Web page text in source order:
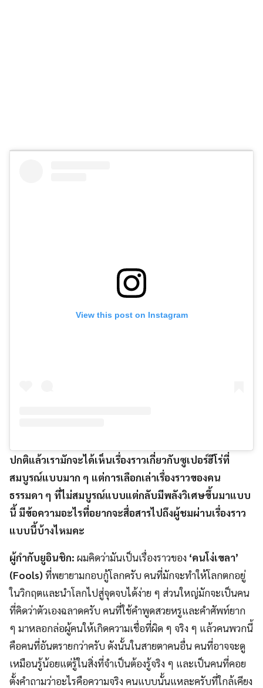
View this post on Instagram
ปกติแล้วเรามักจะได้เห็นเรื่องราวเกี่ยวกับซูเปอร์ฮีโร่ที่
สมบูรณ์แบบมาก ๆ แต่การเลือกเล่าเรื่องราวของคน
ธรรมดา ๆ ที่ไม่สมบูรณ์แบบแต่กลับมีพลังวิเศษขึ้นมาแบบ
นี้ มีข้อความอะไรที่อยากจะสื่อสารไปถึงผู้ชมผ่านเรื่องราว
แบบนี้บ้างไหมคะ
ผู้กำกับยูอินชิก: ผมคิดว่ามันเป็นเรื่องราวของ ‘คนโง่เขลา’
(Fools)ที่พยายามกอบกู้โลกครับ คนที่มักจะทำให้โลกตกอยู่
ในวิกฤตและนำโลกไปสู่จุดจบได้ง่าย ๆ ส่วนใหญ่มักจะเป็นคน
ที่คิดว่าตัวเองฉลาดครับ คนที่ใช้คำพูดสวยหรูและคำศัพท์ยาก
ๆ มาหลอกล่อผู้คนให้เกิดความเชื่อที่ผิด ๆ จริง ๆ แล้วคนพวกนี้
คือคนที่อันตรายกว่าครับ ดังนั้นในสายตาคนอื่น คนที่อาจจะดู
เหมือนรู้น้อยแต่รู้ในสิ่งที่จำเป็นต้องรู้จริง ๆ และเป็นคนที่คอย
ตั้งคำถามว่าอะไรคือความจริง คนแบบนั้นแหละครับที่ใกล้เคียง